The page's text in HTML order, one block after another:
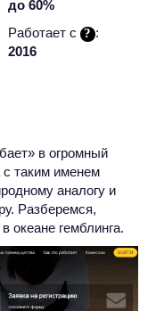
до 60%
Работает c
:
2016
в огромный
таким именем
аналогу и
Разберемся,
океане гемблинга.